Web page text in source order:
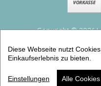
Copyright © 2026
Kindergeschirr,
Namen aus Melamin,
Diese Webseite nutzt
Einkaufserlebnis zu bieten.
Einstellungen Alle